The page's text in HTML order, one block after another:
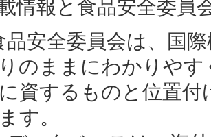
情報と食品安全委員
安全委員会は、国
のままにわかりや
資するものと位置
す。